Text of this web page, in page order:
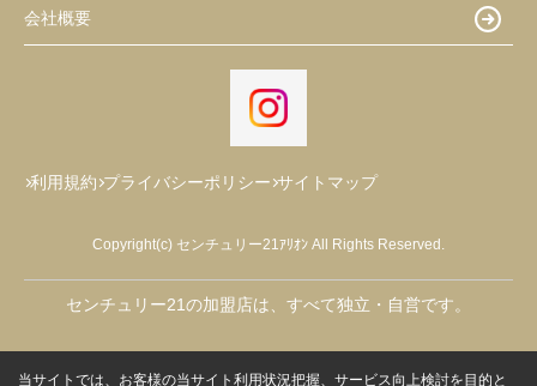
会社概要
利用規約 プライバシーポリシー サイトマップ
Copyright(c) センチュリー21ｱﾘｵﾝ All Rights Reserved.
センチュリー21の加盟店は、すべて独立・自営です。
当サイトでは、お客様の当サイト利用状況把握、サービス向上検討を目的と